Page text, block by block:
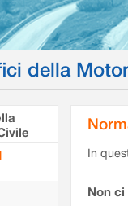
della
In
Non